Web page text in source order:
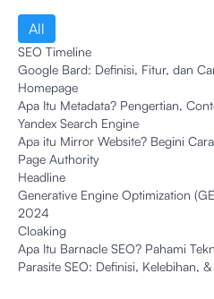
All
SEO Timeline
Google Bard: Definisi, Fitur, dan
Homepage
Apa Itu Metadata? Pengertian,
Yandex Search Engine
Apa itu Mirror Website? Begini
Page Authority
Headline
Generative Engine Optimization
2024
Cloaking
Apa Itu Barnacle SEO? Pahami
Parasite SEO: Definisi, Kelebihan,